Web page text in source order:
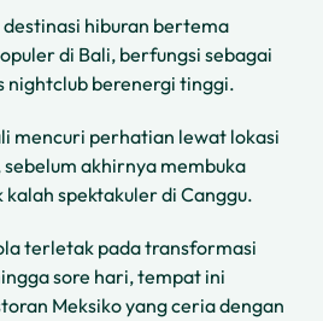
hiburan bertema
di Bali, berfungsi sebagai
nightclub berenergi tinggi.
mencuri perhatian lewat lokasi
akhirnya membuka
spektakuler di Canggu.
terletak pada transformasi
sore hari, tempat ini
Meksiko yang ceria dengan